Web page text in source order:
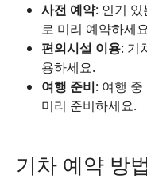
사전 예약: 인기
로 미리 예약하세
편의시설 이용: 기
용하세요.
여행 준비: 여행
미리 준비하세요.
기차 예약 방법